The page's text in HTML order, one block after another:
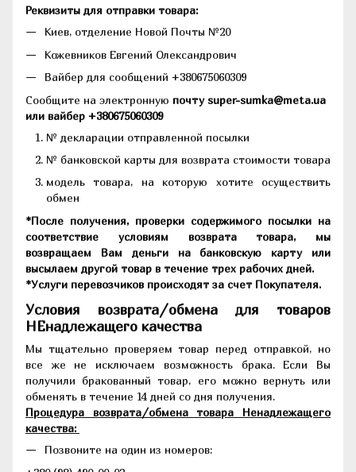
Реквизиты для отправки товара:
Киев, отделение Новой Почты №20
Кожевников Евгений Олександрович
Вайбер для сообщений +380675060309
Сообщите на электронную почту super-sumka@meta.ua
или вайбер +380675060309
№ декларации отправленной посылки
№ банковской карты для возврата стоимости товара
модель товара, на которую хотите осуществить
обмен
*После получения, проверки содержимого посылки на
соответствие условиям возврата товара, мы
возвращаем Вам деньги на банковскую карту или
высылаем другой товар в течение трех рабочих дней.
*Услуги перевозчиков происходят за счет Покупателя.
Условия возврата/обмена для товаров
НЕнадлежащего качества
Мы тщательно проверяем товар перед отправкой, но
все же не исключаем возможность брака. Если Вы
получили бракованный товар, его можно вернуть или
обменять в течение 14 дней со дня получения.
Процедура возврата/обмена товара Ненадлежащего
качества:
Позвоните на один из номеров: